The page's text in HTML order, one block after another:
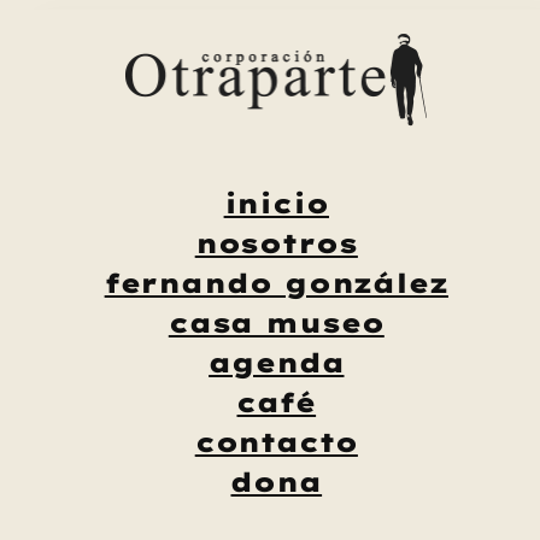
inicio
nosotros
fernando gonzález
casa museo
agenda
café
contacto
dona